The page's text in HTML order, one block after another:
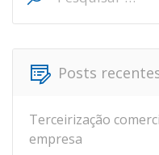
Posts
Terceirização
empresa